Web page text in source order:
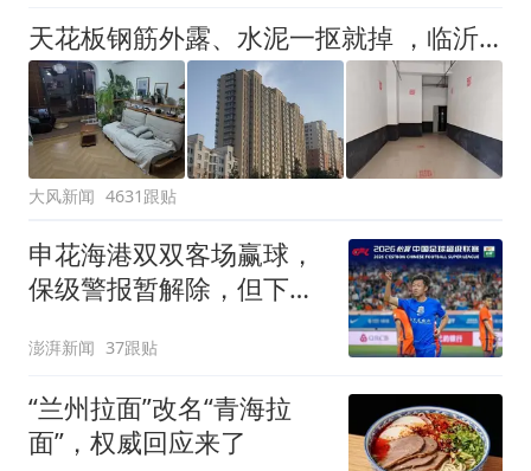
天花板钢筋外露、水泥一抠就掉 ，临沂一安置楼交房半年即被鉴定存安全隐患；楼体至今未加固，仍有居民常住
大风新闻 4631跟贴
申花海港双双客场赢球，
保级警报暂解除，但下一
澎湃新闻 37跟贴
“兰州拉面”改名“青海拉
面”，权威回应来了